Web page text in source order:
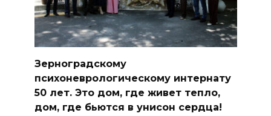
Зерноградскому
психоневрологическому интернату
50 лет. Это дом, где живет тепло,
дом, где бьются в унисон сердца!